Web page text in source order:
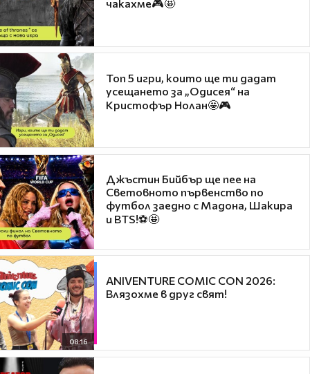
чакахме🎮🤩
Топ 5 игри, които ще ти дадат
усещането за „Одисея“ на
Кристофър Нолан🤩🎮
Джъстин Бийбър ще пее на
Световното първенство по
футбол заедно с Мадона, Шакира
и BTS!⚽🤩
08:16
ANIVENTURE COMIC CON 2026:
Влязохме в друг свят!